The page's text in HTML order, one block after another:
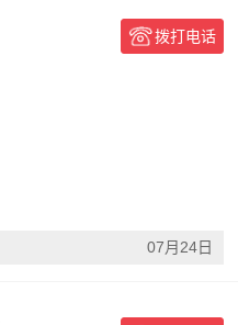
拨打电话
07月24日